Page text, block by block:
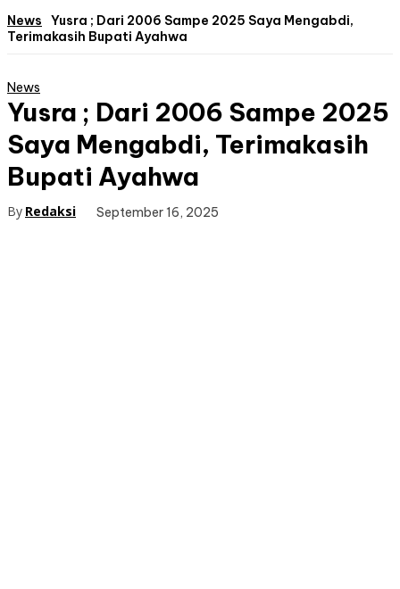
News
Yusra ; Dari 2006 Sampe 2025 Saya Mengabdi,
Terimakasih Bupati Ayahwa
News
Yusra ; Dari 2006 Sampe 2025
Saya Mengabdi, Terimakasih
Bupati Ayahwa
By Redaksi September 16, 2025